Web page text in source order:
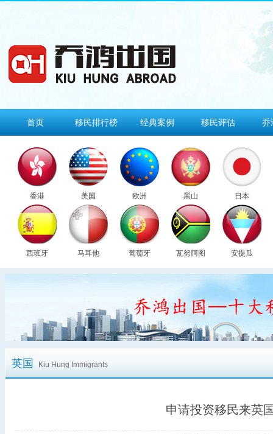
首页 移民排行榜 经典案例 移民评估 乔
香港 美国 欧洲 黑山 日本
西班牙 马耳他 葡萄牙 瓦努阿图 安提瓜
英国 Kiu Hung Immigrants
申请投资移民来英